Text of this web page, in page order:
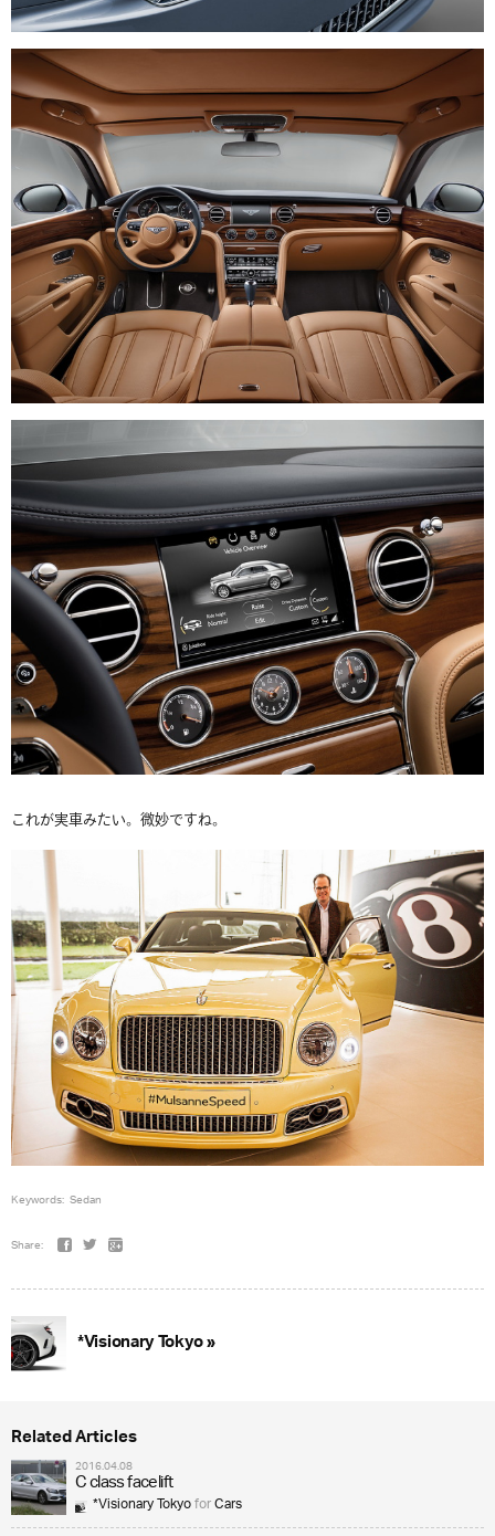
これが実車みたい。微妙ですね。
Keywords: Sedan
Share:
*Visionary Tokyo »
Related Articles
2016.04.08
C class facelift
*Visionary TokyoforCars